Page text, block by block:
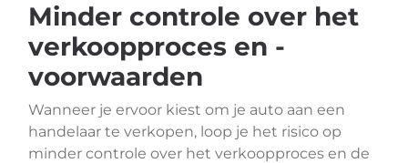
Minder controle over het
verkoopproces en -
voorwaarden
Wanneer je ervoor kiest om je auto aan een
handelaar te verkopen, loop je het risico op
minder controle over het verkoopproces en de